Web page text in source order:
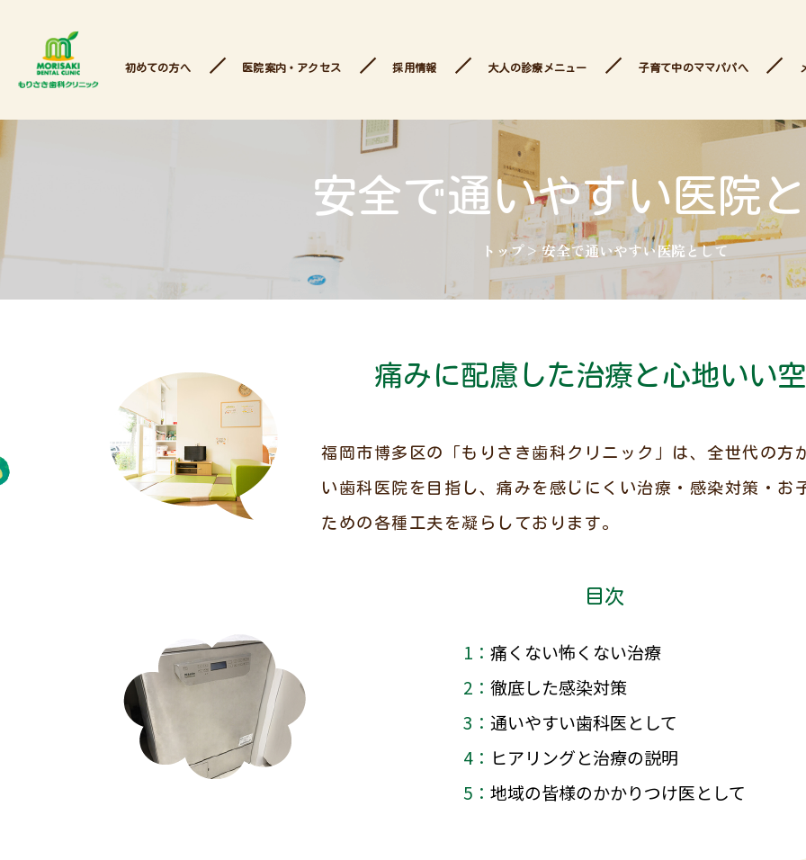
初めての方へ 医院案内・アクセス 採用情報 大人の診療メニュー 子育て中のママパパへ
安全で通いやすい 医院
トップ>安全で通いやすい医院として
痛みに配慮した治療と心地いい
福岡市博多区の「もりさき歯科クリニック」は、全世代の方
い歯科医院を目指し、痛みを感じにくい治療・感染対策・お
ための各種工夫を凝らしております。
目次
1：痛くない怖くない治療
2：徹底した感染対策
3：通いやすい歯科医として
4：ヒアリングと治療の説明
5：地域の皆様のかかりつけ医として